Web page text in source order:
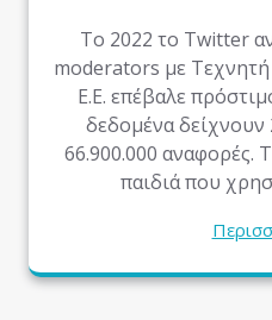
Το 2022 το Twitter
moderators με
Ε.Ε. επέβαλε
δεδομένα δείχνουν
66.900.000 αναφορές.
παιδιά που